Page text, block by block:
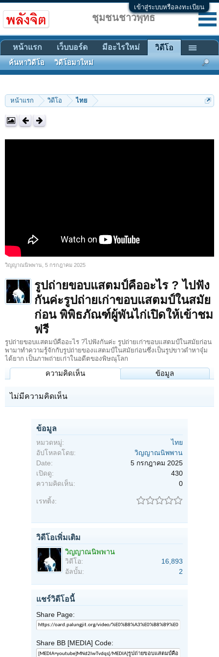
เข้าสู่ระบบหรือลงทะเบียน
หน้าแรก วิดีโอ ไทย
วิญญาณนิพพาน 5 กรกฎาคม 2025
รูปถ่ายขอบแสตมป์คืออะไร ? ไปฟัง
กันค่ะรูปถ่ายเก่าขอบแสตมป์ในสมัย
ก่อน พิพิธภัณฑ์ผู้พันไก่เปิดให้เข้าชม
ฟรี
รูปถ่ายขอบแสตมป์คืออะไร ?ไปฟังกันค่ะ รูปถ่ายเก่าขอบแสตมป์ในสมัยก่อน
พามาทำความรู้จักกับรูปถ่ายของแสตมป์ในสมัยก่อนซึ่งเป็นรูปขาวดำหาจุ๋ม
ได้ยาก เป็นภาพถ่ายเก่าในอดีตของพิษณุโลก
ความคิดเห็น ข้อมูล
ไม่มีความคิดเห็น
ข้อมูล
หมวดหมู่:
ไทย
อัปโหลดโดย:
วิญญาณนิพพาน
Date:
5 กรกฎาคม 2025
เปิดดู:
430
ความคิดเห็น:
0
เรทติ้ง:
วิดีโอเพิ่มเติม
วิญญาณนิพพาน
วิดีโอ:
16,893
อัลบั้ม:
2
แชร์วิดีโอนี้
Share Page:
Share BB [MEDIA] Code:
ชุมชนชาวพุทธ
หน้าแรก เว็บบอร์ด มีอะไรใหม่ วิดีโอ
ค้นหาวิดีโอ วิดีโอมาใหม่